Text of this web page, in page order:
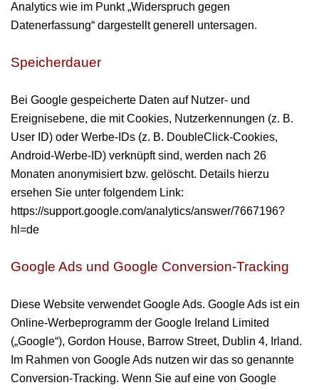
Analytics wie im Punkt „Widerspruch gegen
Datenerfassung“ dargestellt generell untersagen.
Speicherdauer
Bei Google gespeicherte Daten auf Nutzer- und
Ereignisebene, die mit Cookies, Nutzerkennungen (z. B.
User ID) oder Werbe-IDs (z. B. DoubleClick-Cookies,
Android-Werbe-ID) verknüpft sind, werden nach 26
Monaten anonymisiert bzw. gelöscht. Details hierzu
ersehen Sie unter folgendem Link:
https://support.google.com/analytics/answer/7667196?
hl=de
Google Ads und Google Conversion-Tracking
Diese Website verwendet Google Ads. Google Ads ist ein
Online-Werbeprogramm der Google Ireland Limited
(„Google“), Gordon House, Barrow Street, Dublin 4, Irland.
Im Rahmen von Google Ads nutzen wir das so genannte
Conversion-Tracking. Wenn Sie auf eine von Google